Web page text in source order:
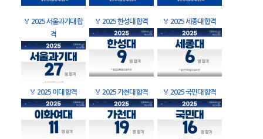
🏅 2025 서울과기대 합
격
🏅 2025 한성대 합격 🏅 2025 세종대 합격
🏅 2025 이대 합격 🏅 2025 가천대 합격 🏅 2025 국민대 합격